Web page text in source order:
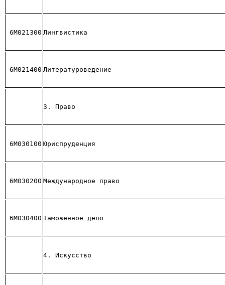
6М021300 Лингвистика
6М021400 Литературоведение
3. Право
6М030100 Юриспруденция
6М030200 Международное право
6М030400 Таможенное дело
4. Искусство